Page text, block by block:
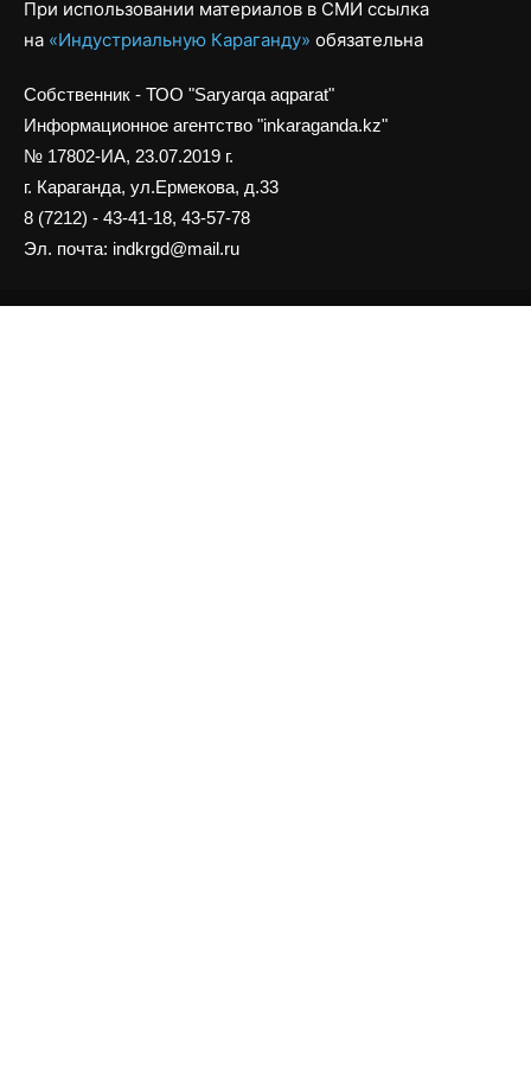
При использовании материалов в СМИ ссылка
на «Индустриальную Караганду» обязательна
Собственник - ТОО "Saryarqa aqparat"
Информационное агентство "inkaraganda.kz"
№ 17802-ИА, 23.07.2019 г.
г. Караганда, ул.Ермекова, д.33
8 (7212) - 43-41-18, 43-57-78
Эл. почта: indkrgd@mail.ru